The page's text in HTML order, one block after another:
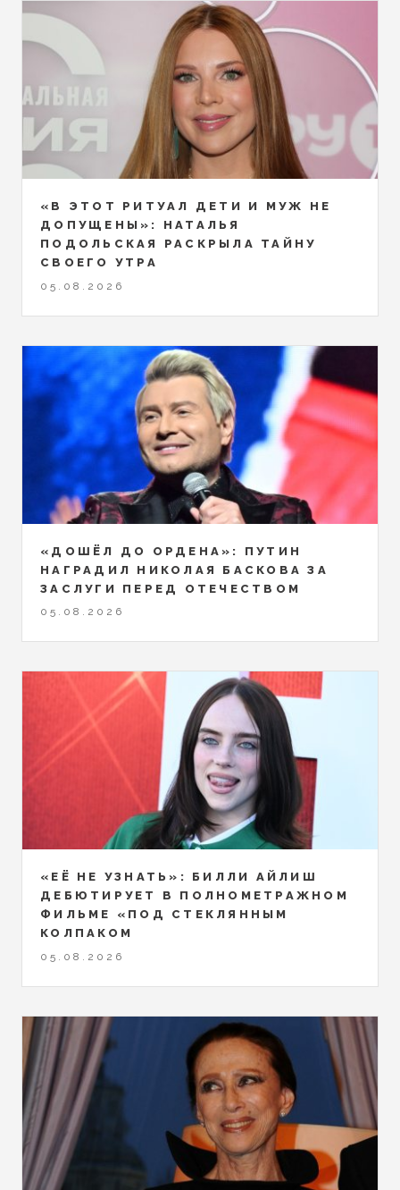
«В ЭТОТ РИТУАЛ ДЕТИ И МУЖ НЕ
ДОПУЩЕНЫ»: НАТАЛЬЯ
ПОДОЛЬСКАЯ РАСКРЫЛА ТАЙНУ
СВОЕГО УТРА
05.08.2026
«ДОШЁЛ ДО ОРДЕНА»: ПУТИН
НАГРАДИЛ НИКОЛАЯ БАСКОВА ЗА
ЗАСЛУГИ ПЕРЕД ОТЕЧЕСТВОМ
05.08.2026
«ЕЁ НЕ УЗНАТЬ»: БИЛЛИ АЙЛИШ
ДЕБЮТИРУЕТ В ПОЛНОМЕТРАЖНОМ
ФИЛЬМЕ «ПОД СТЕКЛЯННЫМ
КОЛПАКОМ
05.08.2026